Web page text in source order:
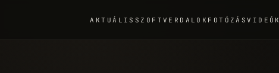
AKTUÁLIS SZOFTVER DALOK FOTÓZÁSVIDEÓK